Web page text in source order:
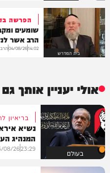
בית המדרש
הפרשה
שומעים
הרב אשר
14:02
04/08/26
אולי יעניין אותך גם
בעולם
בריאיון
נשיא
המנהיג
23:29
08/26